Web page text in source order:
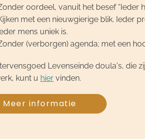
oordeel, vanuit het besef “Ieder
met een nieuwgierige blik. Ieder
mens uniek is.
(verborgen) agenda; met een
Levenseinde doula's, die
kunt u hier vinden.
Meer informatie